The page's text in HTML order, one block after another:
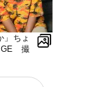
」ちょ
撮